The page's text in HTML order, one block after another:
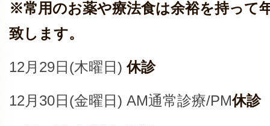
※常用のお薬や療法食は余裕を持って
致します。
12月29日(木曜日)休診
12月30日(金曜日) AM通常診療/PM休診